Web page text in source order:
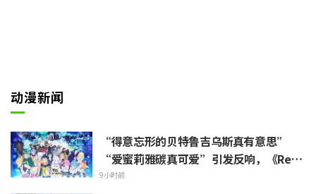
动漫新闻
“得意忘形的贝特鲁吉乌斯真有意思”
“爱蜜莉雅碳真可爱”引发反响，《ReZe
ro》动画10周年纪念活动视觉图解禁
9小时前